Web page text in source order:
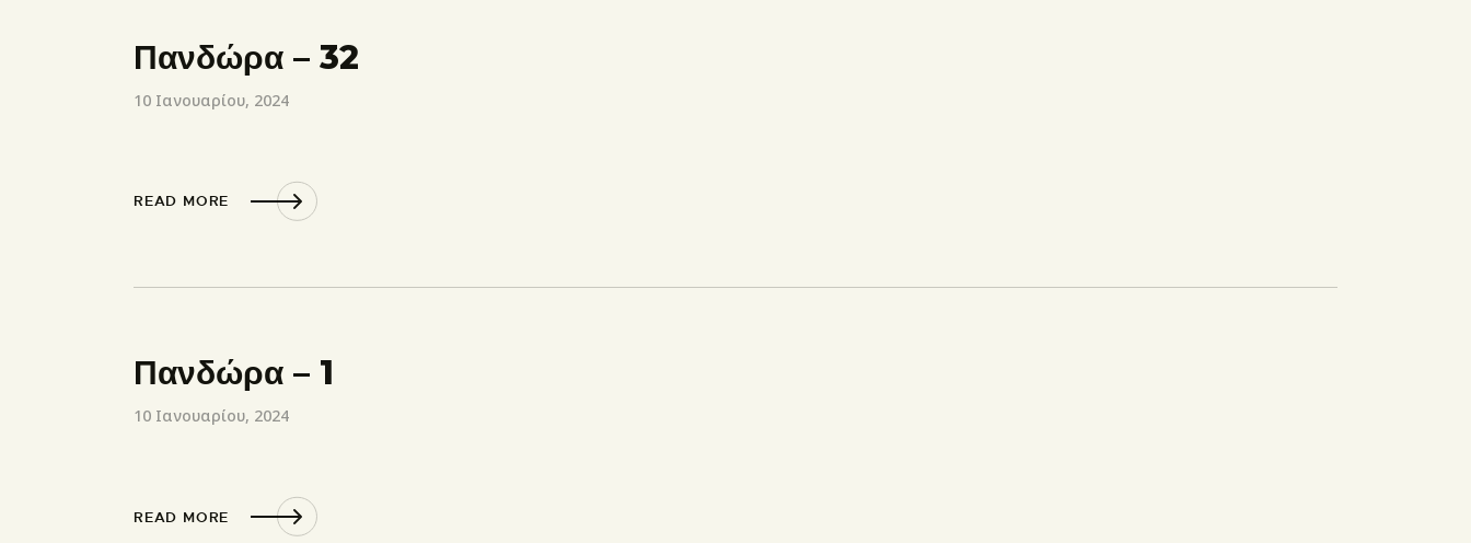
Πανδώρα – 32
10 Ιανουαρίου, 2024
READ MORE
Πανδώρα – 1
10 Ιανουαρίου, 2024
READ MORE